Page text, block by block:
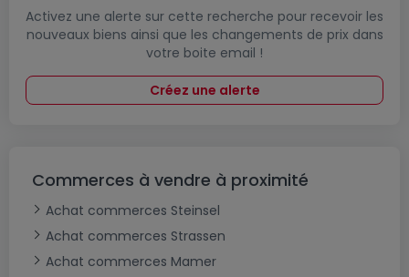
Activez une alerte sur cette recherche pour recevoir les
nouveaux biens ainsi que les changements de prix dans
votre boite email !
Créez une alerte
Commerces à vendre à proximité
Achat commerces Steinsel
Achat commerces Strassen
Achat commerces Mamer